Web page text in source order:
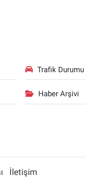
Trafik Durumu
Haber Arşivi
İletişim